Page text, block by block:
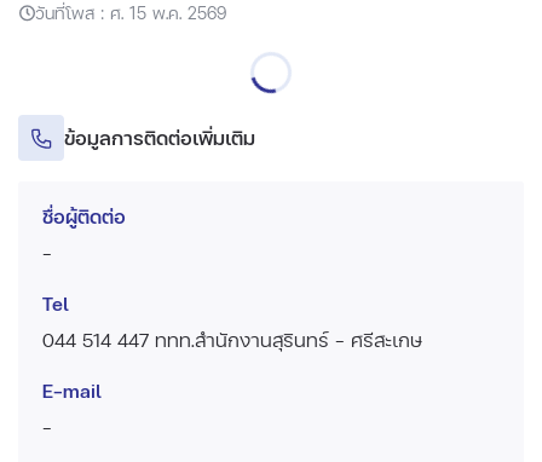
วันที่โพส : ศ. 15 พ.ค. 2569
ข้อมูลการติดต่อเพิ่มเติม
ชื่อผู้ติดต่อ
-
Tel
044 514 447 ททท.สำนักงานสุรินทร์ - ศรีสะเกษ
E-mail
-